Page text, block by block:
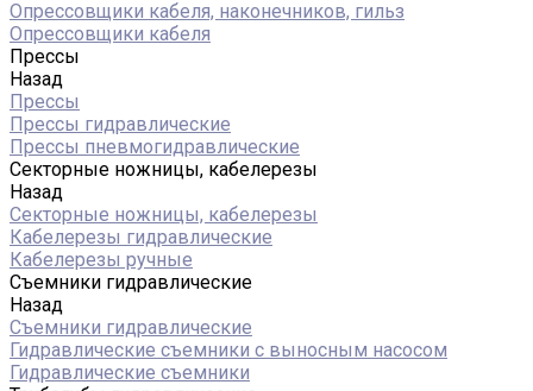
Опрессовщики кабеля, наконечников, гильз
Опрессовщики кабеля
Прессы
Назад
Прессы
Прессы гидравлические
Прессы пневмогидравлические
Секторные ножницы, кабелерезы
Назад
Секторные ножницы, кабелерезы
Кабелерезы гидравлические
Кабелерезы ручные
Съемники гидравлические
Назад
Съемники гидравлические
Гидравлические cъемники с выносным насосом
Гидравлические съемники